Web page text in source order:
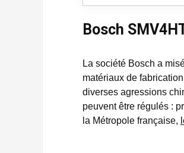
Bosch
La société Bosch a
matériaux de
diverses agressions
peuvent être régulés :
la Métropole française,